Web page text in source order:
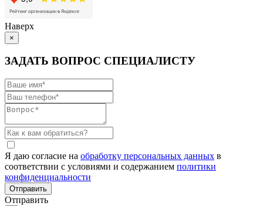
Наверх
×
ЗАДАТЬ ВОПРОС СПЕЦИАЛИСТУ
Я даю согласие на обработку персональных данных в
соответствии с условиями и содержанием политики
конфиденциальности
Отправить